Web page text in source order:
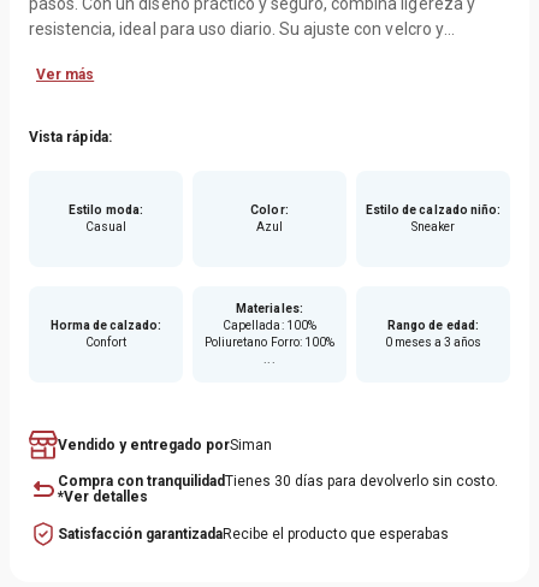
resistencia, ideal para uso diario. Su ajuste con velcro y
mientras que la suela flexible ofrece estabilidad y confort en
-Exterior en malla transpirable con refuerzos sintéticos
-Forro interior suave y cómodo
-Tirador trasero para fácil colocación
-Diseño moderno en color azul marino con detalles blancos
Ver más
Vista rápida:
Estilo moda:
Casual
Color:
Azul
Estilo de calzado niño:
Sneaker
Horma de calzado:
Confort
Materiales:
Capellada: 100%
Poliuretano Forro: 100%
Rango de edad:
0 meses a 3 años
Vendido y entregado porSiman
Compra con tranquilidadTienes 30 días para devolverlo sin costo.
*Ver detalles
Satisfacción garantizadaRecibe el producto que esperabas